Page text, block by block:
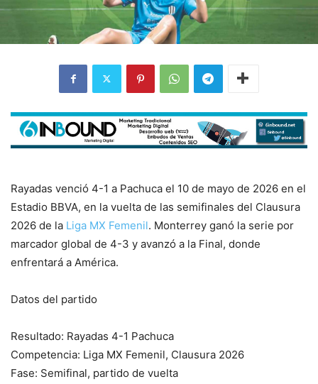
Rayadas venció 4-1 a Pachuca el 10 de mayo de 2026 en el
Estadio BBVA, en la vuelta de las semifinales del Clausura
2026 de la Liga MX Femenil. Monterrey ganó la serie por
marcador global de 4-3 y avanzó a la Final, donde
enfrentará a América.
Datos del partido
Resultado: Rayadas 4-1 Pachuca
Competencia: Liga MX Femenil, Clausura 2026
Fase: Semifinal, partido de vuelta